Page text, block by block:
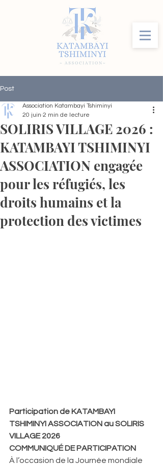
Post
SOLIRIS VILLAGE 2026 :
KATAMBAYI TSHIMINYI
ASSOCIATION engagée
pour les réfugiés, les
droits humains et la
protection des victimes
Association Katambayi Tshiminyi
20 juin 2 min de lecture
Participation de KATAMBAYI
TSHIMINYI ASSOCIATION au SOLIRIS
VILLAGE 2026
COMMUNIQUÉ DE PARTICIPATION
À l’occasion de la Journée mondiale